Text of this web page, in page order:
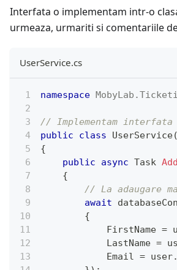
Interfata o implementam intr-o
urmeaza, urmariti si comentariile
UserService.cs
namespace MobyLab .
// Implementam
public
class UserService(
{
public
async Task
{
// La adaugare
await
{
            FirstName
=
            LastName
=
            Email
= user.